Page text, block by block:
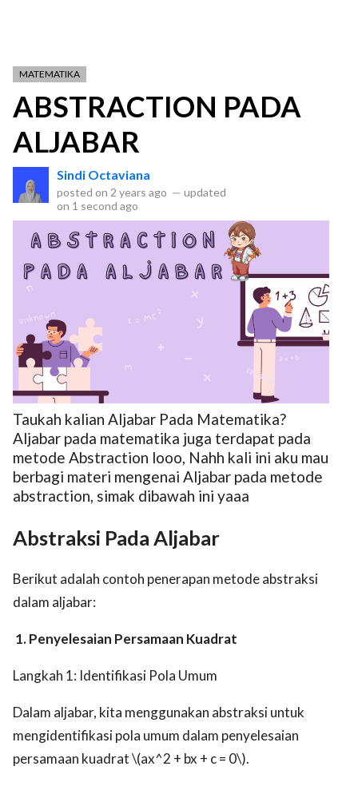
MATEMATIKA
ABSTRACTION PADA
ALJABAR
Sindi Octaviana
posted on 2 years ago — updated
on 1 second ago
Taukah kalian Aljabar Pada Matematika?
Aljabar pada matematika juga terdapat pada
metode Abstraction looo, Nahh kali ini aku mau
berbagi materi mengenai Aljabar pada metode
abstraction, simak dibawah ini yaaa
Abstraksi Pada Aljabar
Berikut adalah contoh penerapan metode abstraksi
dalam aljabar:
1. Penyelesaian Persamaan Kuadrat
Langkah 1: Identifikasi Pola Umum
Dalam aljabar, kita menggunakan abstraksi untuk
mengidentifikasi pola umum dalam penyelesaian
persamaan kuadrat \(ax^2 + bx + c = 0\).